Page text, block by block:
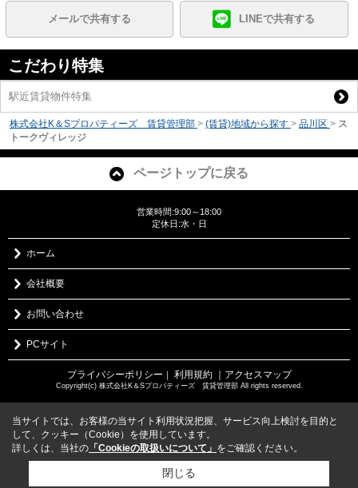
メールで共有する LINEで共有する
こだわり特集
駅近賃貸物件特集
株式会社K＆Sプロパティーズ 賃貸管理部 > (賃貸)地域から探す > 品川区 > ス
トークヴィレッジ
ページトップに戻る
営業時間:9:00～18:00
定休日:水・日
ホーム
会社概要
お問い合わせ
PCサイト
プライバシーポリシー 利用規約 ｜アクセスマップ
Copyright(c) 株式会社K＆Sプロパティーズ 賃貸管理部 All rights reserved.
当サイトでは、お客様の当サイト利用状況把握、サービス向上検討を目的と
して、クッキー（Cookie）を使用しています。
詳しくは、当社の 「Cookieの取扱いについて」 をご確認ください。
閉じる